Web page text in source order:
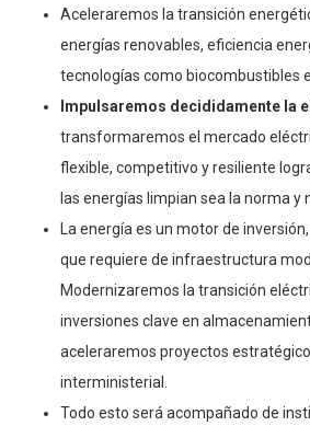
Aceleraremos la transición
energías renovables, eficiencia
tecnologías como biocombustibles
Impulsaremos decididamente la
transformaremos el mercado
flexible, competitivo y resiliente
las energías limpian sea la norma y
La energía es un motor de
que requiere de infraestructura
Modernizaremos la transición
inversiones clave en
aceleraremos proyectos
interministerial.
Todo esto será acompañado de